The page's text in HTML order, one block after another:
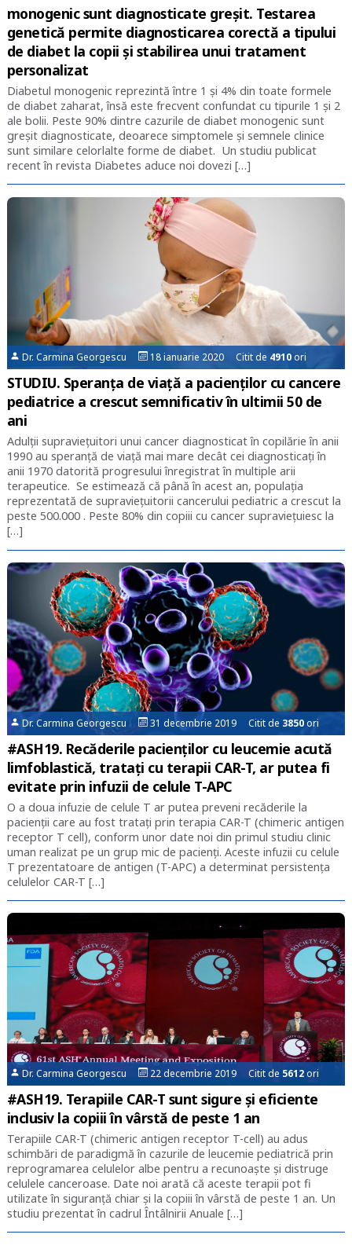
monogenic sunt diagnosticate greșit. Testarea
genetică permite diagnosticarea corectă a tipului
de diabet la copii și stabilirea unui tratament
personalizat
Diabetul monogenic reprezintă între 1 și 4% din toate formele
de diabet zaharat, însă este frecvent confundat cu tipurile 1 și 2
ale bolii. Peste 90% dintre cazurile de diabet monogenic sunt
greșit diagnosticate, deoarece simptomele și semnele clinice
sunt similare celorlalte forme de diabet. Un studiu publicat
recent în revista Diabetes aduce noi dovezi […]
Dr. Carmina Georgescu 18 ianuarie 2020 Citit de 4910ori
STUDIU. Speranța de viață a pacienților cu cancere
pediatrice a crescut semnificativ în ultimii 50 de
ani
Adulții supraviețuitori unui cancer diagnosticat în copilărie în anii
1990 au speranță de viață mai mare decât cei diagnosticați în
anii 1970 datorită progresului înregistrat în multiple arii
terapeutice. Se estimează că până în acest an, populația
reprezentată de supraviețuitorii cancerului pediatric a crescut la
peste 500.000 . Peste 80% din copiii cu cancer supraviețuiesc la
[…]
Dr. Carmina Georgescu 31 decembrie 2019 Citit de 3850ori
#ASH19. Recăderile pacienților cu leucemie acută
limfoblastică, tratați cu terapii CAR-T, ar putea fi
evitate prin infuzii de celule T-APC
O a doua infuzie de celule T ar putea preveni recăderile la
pacienții care au fost tratați prin terapia CAR-T (chimeric antigen
receptor T cell), conform unor date noi din primul studiu clinic
uman realizat pe un grup mic de pacienți. Aceste infuzii cu celule
T prezentatoare de antigen (T-APC) a determinat persistența
celulelor CAR-T […]
Dr. Carmina Georgescu 22 decembrie 2019 Citit de 5612ori
#ASH19. Terapiile CAR-T sunt sigure și eficiente
inclusiv la copiii în vârstă de peste 1 an
Terapiile CAR-T (chimeric antigen receptor T-cell) au adus
schimbări de paradigmă în cazurile de leucemie pediatrică prin
reprogramarea celulelor albe pentru a recunoaște și distruge
celulele canceroase. Date noi arată că aceste terapii pot fi
utilizate în siguranță chiar și la copiii în vârstă de peste 1 an. Un
studiu prezentat în cadrul Întâlnirii Anuale […]